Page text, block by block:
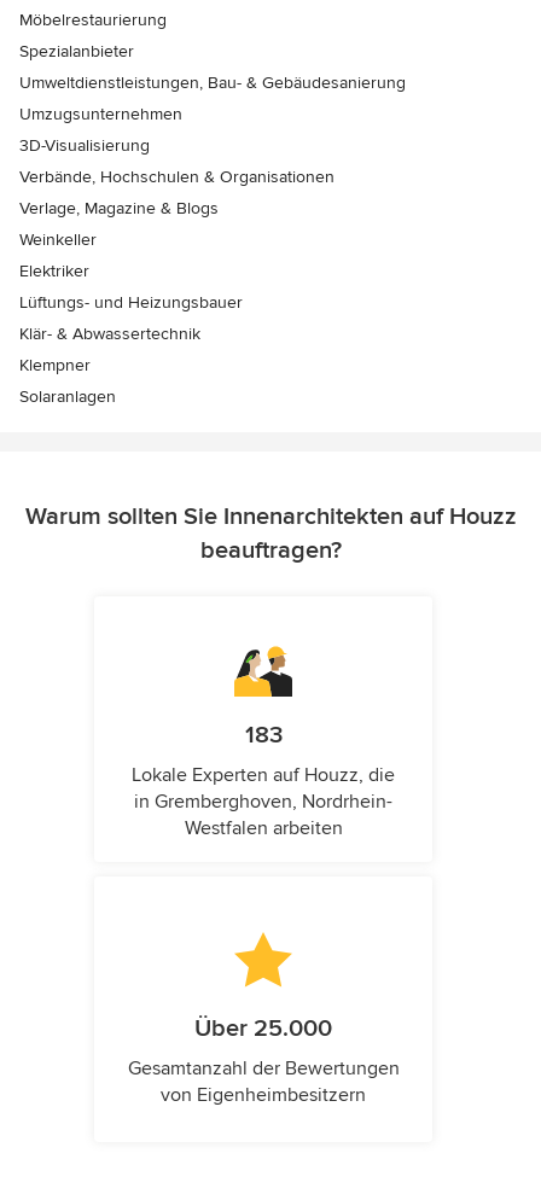
Möbelrestaurierung
Spezialanbieter
Umweltdienstleistungen, Bau- & Gebäudesanierung
Umzugsunternehmen
3D-Visualisierung
Verbände, Hochschulen & Organisationen
Verlage, Magazine & Blogs
Weinkeller
Elektriker
Lüftungs- und Heizungsbauer
Klär- & Abwassertechnik
Klempner
Solaranlagen
Warum sollten Sie Innenarchitekten auf Houzz
beauftragen?
183
Lokale Experten auf Houzz, die
in Gremberghoven, Nordrhein-
Westfalen arbeiten
Über 25.000
Gesamtanzahl der Bewertungen
von Eigenheimbesitzern